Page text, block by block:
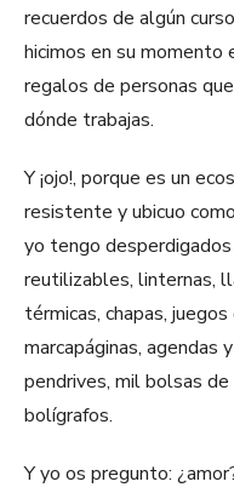
recuerdos de algún
hicimos en su momento
regalos de personas
dónde trabajas.
Y ¡ojo!, porque es un
resistente y ubicuo
yo tengo
reutilizables, linternas,
térmicas, chapas,
marcapáginas, agendas
pendrives, mil bolsas
bolígrafos.
Y yo os pregunto: